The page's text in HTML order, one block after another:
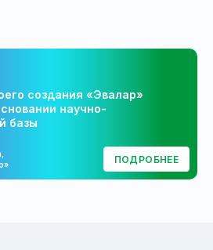
создания «Эвалар»
научно-
базы
ПОДРОБНЕЕ